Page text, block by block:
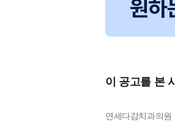
이 공고를 본
연세다감치과의원